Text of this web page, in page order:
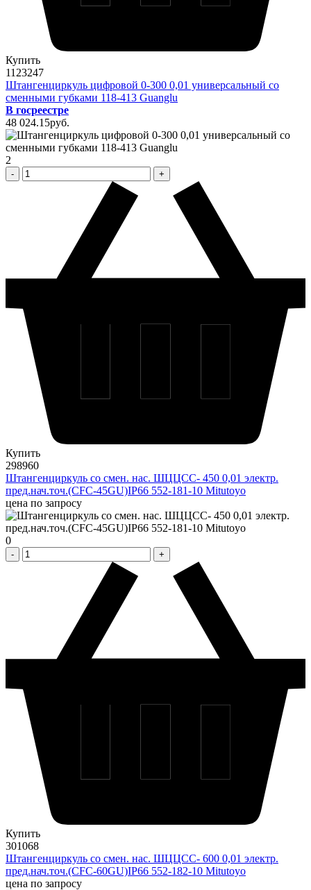
Купить
1123247
Штангенциркуль цифровой 0-300 0,01 универсальный со
сменными губками 118-413 Guanglu
В госреестре
48 024.15pуб.
2
Купить
298960
Штангенциркуль со смен. нас. ШЦЦСС- 450 0,01 электр.
пред.нач.точ.(CFC-45GU)IP66 552-181-10 Mitutoyo
цена по запросу
0
Купить
301068
Штангенциркуль со смен. нас. ШЦЦСС- 600 0,01 электр.
пред.нач.точ.(CFC-60GU)IP66 552-182-10 Mitutoyo
цена по запросу